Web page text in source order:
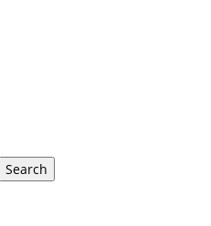
Search